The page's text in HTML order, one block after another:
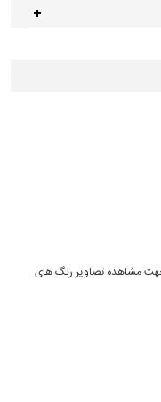
مشاهده تصاویر رنگ های